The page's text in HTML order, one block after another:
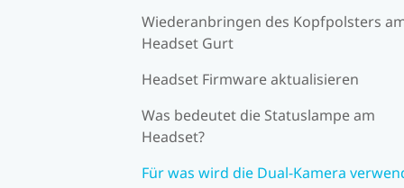
Wiederanbringen des Kopfpolsters
Headset Gurt
Headset Firmware aktualisieren
Was bedeutet die Statuslampe am
Headset?
Für was wird die Dual-Kamera